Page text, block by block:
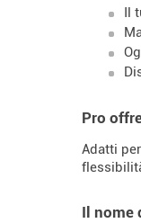
Il
Pro
Adatti
Il nome